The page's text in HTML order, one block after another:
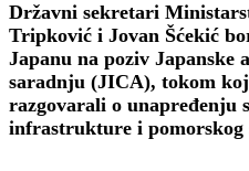
Državni sekretari
Tripković i Jovan Šćekić
Japanu na poziv Japanske
saradnju (JICA), tokom
razgovarali o unapređenju
infrastrukture i pomorskog